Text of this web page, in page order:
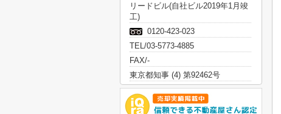
リードビル(自社ビル2019年1月竣
工)
0120-423-023
TEL/03-5773-4885
FAX/-
東京都知事 (4) 第92462号